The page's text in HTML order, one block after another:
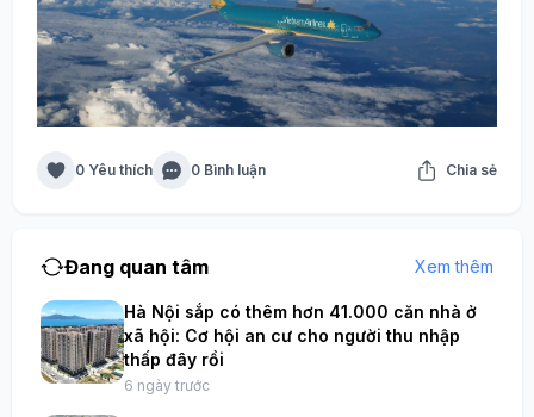
0 Yêu thích 0 Bình luận Chia sẻ
Đang quan tâm Xem thêm
Hà Nội sắp có thêm hơn 41.000 căn nhà ở
xã hội: Cơ hội an cư cho người thu nhập
thấp đây rồi
6 ngày trước